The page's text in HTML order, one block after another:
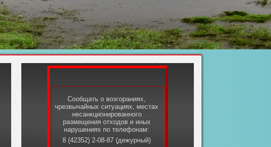
Сообщать о возгораниях,
чрезвычайных ситуациях, местах
несанкционированного
размещения отходов и иных
нарушениях по телефонам:
8 (42352) 2-08-87 (дежурный)